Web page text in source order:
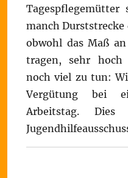
manch
obwohl das Maß
tragen, sehr
noch viel zu tun:
Vergütung bei
Arbeitstag.